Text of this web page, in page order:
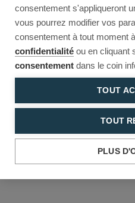
consentement s'appliqueront
vous pourrez modifier vos
consentement à tout moment
confidentialité ou en cliquant
consentement dans le coin
TOUT
TOUT
PLUS